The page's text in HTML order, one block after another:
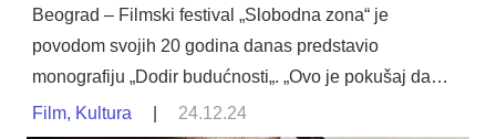
Beograd – Filmski festival „Slobodna zona“ je
povodom svojih 20 godina danas predstavio
monografiju „Dodir budućnosti„. „Ovo je pokušaj da…
Film, Kultura 24.12.24